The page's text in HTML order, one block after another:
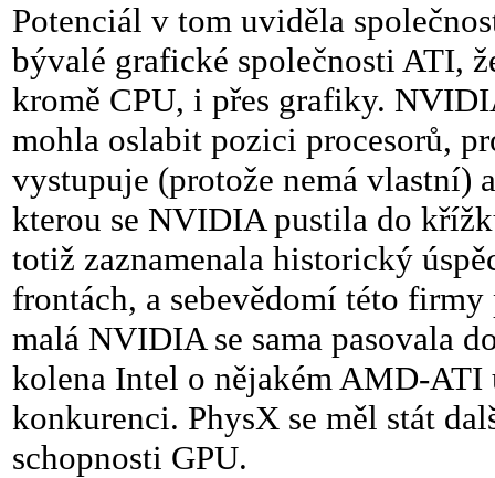
Potenciál v tom uviděla
bývalé grafické společnosti ATI,
kromě CPU, i přes grafiky.
mohla oslabit pozici procesorů,
vystupuje (protože nemá vlastní)
kterou se NVIDIA pustila do
totiž zaznamenala historický
frontách, a sebevědomí této
malá NVIDIA se sama pasovala
kolena Intel o nějakém AMD-
konkurenci. PhysX se měl stát
schopnosti GPU.